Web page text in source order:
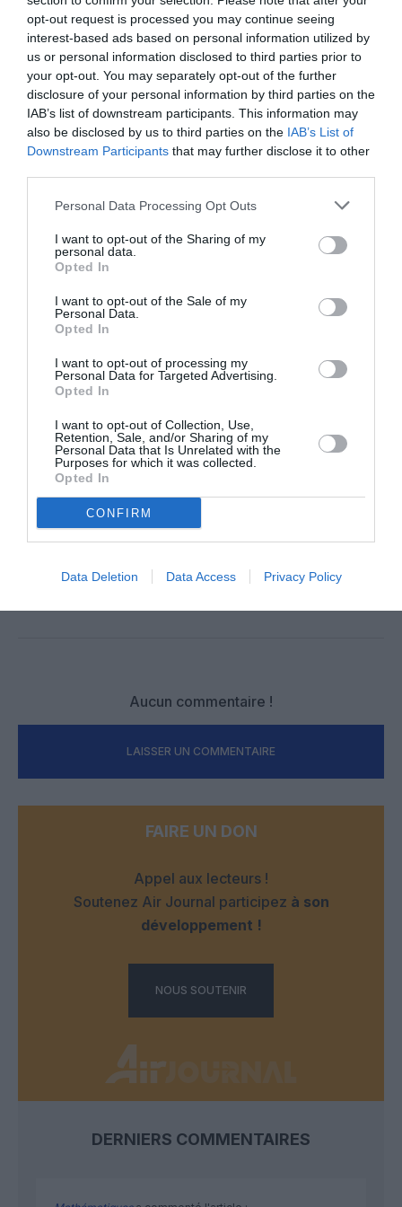
opt-out request is processed you may continue seeing
interest-based ads based on personal information utilized by
us or personal information disclosed to third parties prior to
your opt-out. You may separately opt-out of the further
disclosure of your personal information by third parties on the
IAB’s list of downstream participants. This information may
also be disclosed by us to third parties on the IAB’s List of
Downstream Participants that may further disclose it to other
Personal Data Processing Opt Outs
I want to opt-out of the Sharing of my
personal data.
Opted In
I want to opt-out of the Sale of my
Personal Data.
Opted In
I want to opt-out of processing my
Personal Data for Targeted Advertising.
Opted In
I want to opt-out of Collection, Use,
Retention, Sale, and/or Sharing of my
Personal Data that Is Unrelated with the
Purposes for which it was collected.
Opted In
CONFIRM
Data Deletion Data Access Privacy Policy
Vous avez apprécié l’article ?
Soutenez-nous, faites un don !
NOUS SOUTENIR
PARTAGER L'ARTICLE
Aucun commentaire !
LAISSER UN COMMENTAIRE
FAIRE UN DON
Appel aux lecteurs !
Soutenez Air Journal participez à son
développement !
NOUS SOUTENIR
DERNIERS COMMENTAIRES